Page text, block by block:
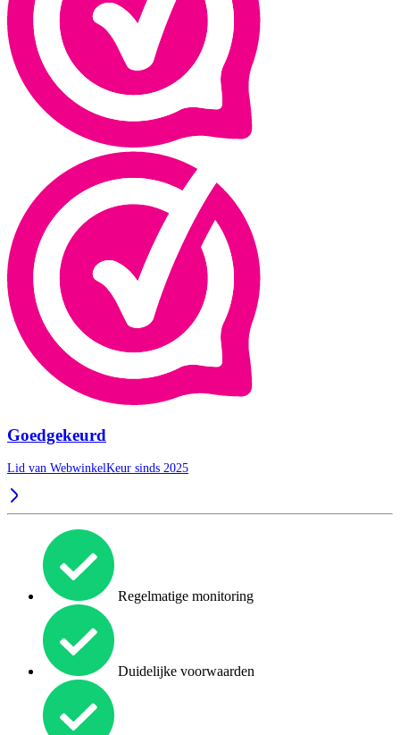
Goedgekeurd
Lid van WebwinkelKeur sinds 2025
Regelmatige monitoring
Duidelijke voorwaarden